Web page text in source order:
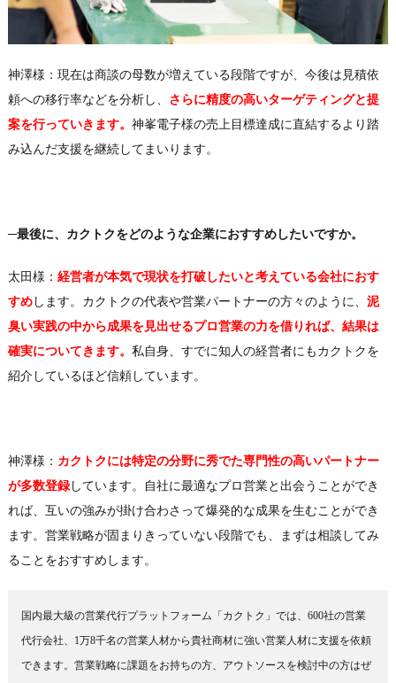
神澤様：現在は商談の母数が増えている段階ですが、今後は見積依
頼への移行率などを分析し、 さらに精度の高いターゲティングと提
案を行っていきます。 神峯電子様の売上目標達成に直結するより踏
み込んだ支援を継続してまいります。
─最後に、カクトクをどのような企業におすすめしたいですか。
太田様： 経営者が本気で現状を打破したいと考えている会社におす
すめします。カクトクの代表や営業パートナーの方々のように、 泥
臭い実践の中から成果を見出せるプロ営業の力を借りれば、結果は
確実についてきます。 私自身、すでに知人の経営者にもカクトクを
紹介しているほど信頼しています。
神澤様： カクトクには特定の分野に秀でた専門性の高いパートナー
が多数登録しています。自社に最適なプロ営業と出会うことができ
れば、互いの強みが掛け合わさって爆発的な成果を生むことができ
ます。営業戦略が固まりきっていない段階でも、まずは相談してみ
ることをおすすめします。
国内最大級の営業代行プラットフォーム「カクトク」では、600社の営業
代行会社、1万8千名の営業人材から貴社商材に強い営業人材に支援を依頼
できます。営業戦略に課題をお持ちの方、アウトソースを検討中の方はぜ